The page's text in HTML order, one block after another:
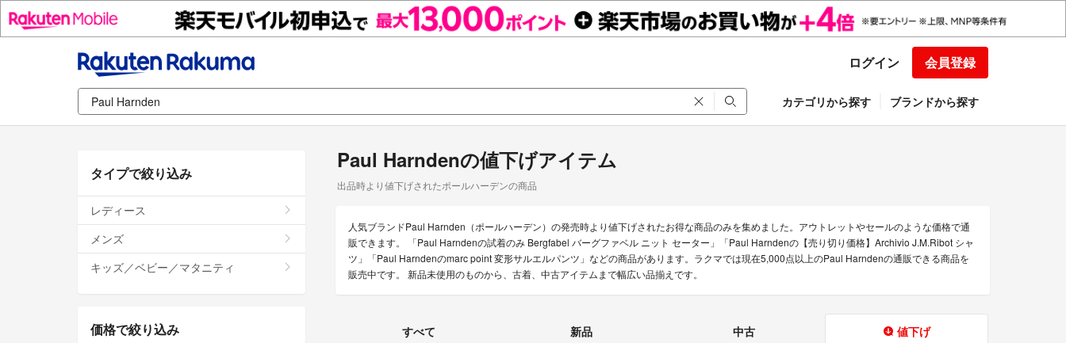
ログイン 会員登録
カテゴリから探す ブランドから探す
Paul Harndenの値下げアイテム
出品時より値下げされたポールハーデンの商品
人気ブランドPaul Harnden（ポールハーデン）の発売時より値下げされたお得な商品のみを集めました。アウトレットやセールのような価格で通
販できます。 「Paul Harndenの試着のみ Bergfabel バーグファベル ニット セーター」「Paul Harndenの【売り切り価格】Archivio J.M.Ribot シャ
ツ」「Paul Harndenのmarc point 変形サルエルパンツ」などの商品があります。ラクマでは現在5,000点以上のPaul Harndenの通販できる商品を
販売中です。 新品未使用のものから、古着、中古アイテムまで幅広い品揃えです。
すべて 新品 中古 値下げ
タイプで絞り込み
レディース
メンズ
キッズ／ベビー／マタニティ
価格で絞り込み